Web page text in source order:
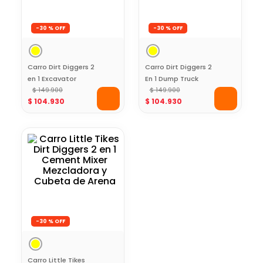
-30 %
Carro Dirt Diggers 2
en 1 Excavator
Excavadora y Pala
de Mano
$ 149.900
$ 104.930
-30 %
Carro Dirt Diggers 2
En 1 Dump Truck
Little Tikes de
Construcción Para
$ 149.900
$ 104.930
-30 %
Carro Little Tikes